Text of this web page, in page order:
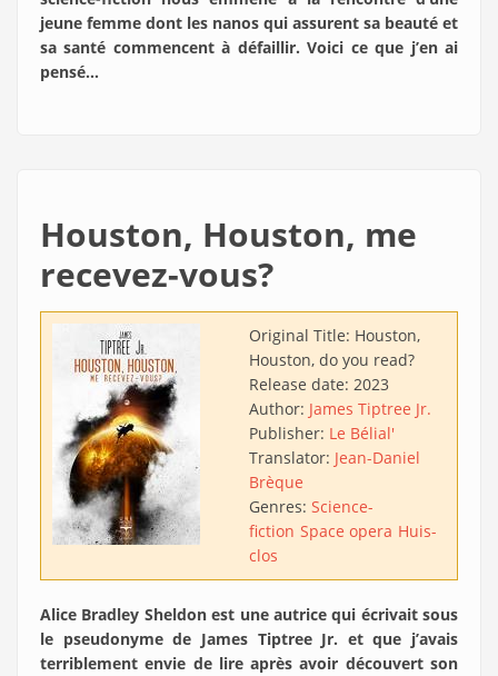
jeune femme dont les nanos qui assurent sa beauté et
sa santé commencent à défaillir. Voici ce que j’en ai
pensé…
Houston, Houston, me
recevez-vous?
Original Title: Houston,
Houston, do you read?
Release date: 2023
Author: James Tiptree Jr.
Publisher: Le Bélial'
Translator: Jean-Daniel
Brèque
Genres: Science-
fiction Space opera Huis-
clos
Alice Bradley Sheldon est une autrice qui écrivait sous
le pseudonyme de James Tiptree Jr. et que j’avais
terriblement envie de lire après avoir découvert son